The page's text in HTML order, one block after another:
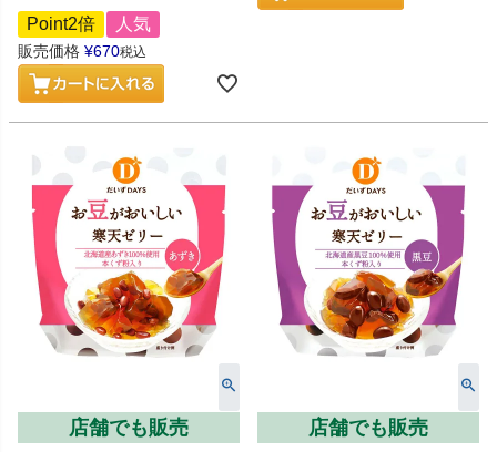
Point2倍 人気
販売価格 ¥670税込
店舗でも販売 店舗でも販売